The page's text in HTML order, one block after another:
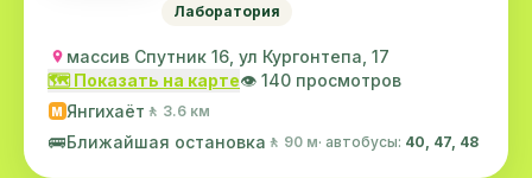
Лаборатория
массив Спутник 16, ул Кургонтепа, 17
🗺️ Показать на карте👁️ 140 просмотров
M Янгихаёт 🚶 3.6 км
🚌Ближайшая остановка 🚶 90 м· автобусы: 40, 47, 48